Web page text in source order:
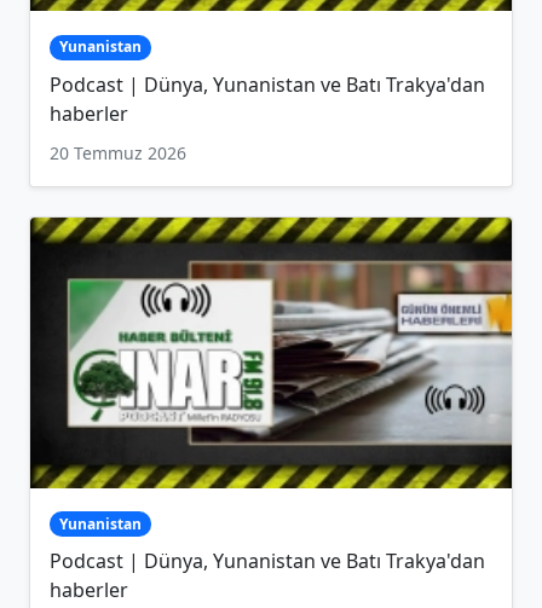
Yunanistan
Podcast | Dünya, Yunanistan ve Batı Trakya'dan
haberler
20 Temmuz 2026
Yunanistan
Podcast | Dünya, Yunanistan ve Batı Trakya'dan
haberler